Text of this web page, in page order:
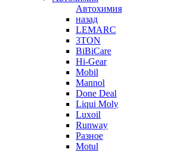
Автохимия
назад
LEMARC
3TON
BiBiCare
Hi-Gear
Mobil
Mannol
Done Deal
Liqui Moly
Luxoil
Runway
Разное
Motul